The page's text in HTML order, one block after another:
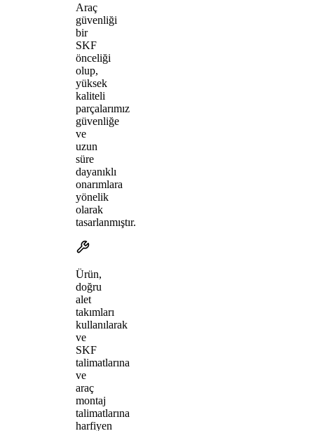
Araç
güvenliği
bir
SKF
önceliği
olup,
yüksek
kaliteli
parçalarımız
güvenliğe
ve
uzun
süre
dayanıklı
onarımlara
yönelik
olarak
tasarlanmıştır.
Ürün,
doğru
alet
takımları
kullanılarak
ve
SKF
talimatlarına
ve
araç
montaj
talimatlarına
harfiyen